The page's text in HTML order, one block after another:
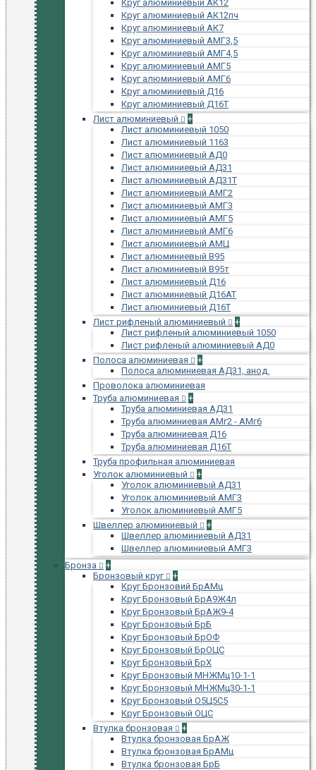
Круг алюминиевый АК12
Круг алюминиевый АК12пч
Круг алюминиевый АК7
Круг алюминиевый АМГ3,5
Круг алюминиевый АМГ4,5
Круг алюминиевый АМГ5
Круг алюминиевый АМГ6
Круг алюминиевый Д16
Круг алюминиевый Д16Т
Лист алюминиевый
+
Лист алюминиевый 1050
Лист алюминиевый 1163
Лист алюминиевый АД0
Лист алюминиевый АД31
Лист алюминиевый АД31Т
Лист алюминиевый АМГ2
Лист алюминиевый АМГ3
Лист алюминиевый АМГ5
Лист алюминиевый АМГ6
Лист алюминиевый АМЦ
Лист алюминиевый В95
Лист алюминиевый В95т
Лист алюминиевый Д16
Лист алюминиевый Д16АТ
Лист алюминиевый Д16Т
Лист рифленый алюминиевый
+
Лист рифленый алюминиевый 1050
Лист рифленый алюминиевый АД0
Полоса алюминиевая
+
Полоса алюминиевая АД31, анод.
Проволока алюминиевая
Труба алюминиевая
+
Труба алюминиевая АД31
Труба алюминиевая АМг2 - АМг6
Труба алюминиевая Д16
Труба алюминиевая Д16Т
Труба профильная алюминиевая
Уголок алюминиевый
+
Уголок алюминиевый АД31
Уголок алюминиевый АМГ3
Уголок алюминиевый АМГ5
Швеллер алюминиевый
+
Швеллер алюминиевый АД31
Швеллер алюминиевый АМГ3
Бронза
+
Бронзовый круг
+
Круг Бронзовий БрАМц
Круг Бронзовый БрА9Ж4л
Круг Бронзовый БрАЖ9-4
Круг Бронзовый БрБ
Круг Бронзовый БрОФ
Круг Бронзовый БрОЦС
Круг Бронзовый БрХ
Круг Бронзовый МНЖМц10-1-1
Круг Бронзовый МНЖМц30-1-1
Круг Бронзовый О5Ц5С5
Круг Бронзовый ОЦС
Втулка бронзовая
+
Втулка бронзовая БрАЖ
Втулка бронзовая БрАМц
Втулка бронзовая БрБ